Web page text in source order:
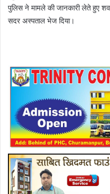
पुलिस ने मामले की जानकारी लेते हुए
सदर अस्पताल भेज दिया।